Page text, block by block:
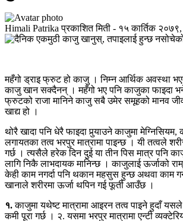
Himali Patrika प्रकाशित मिती - १५ कार्तिक
महँगो ड्राइ फ्रुट हो काजु । निम्न आर्थिक अवस्था
काजु खान सक्दैनन् । महँगो भए पनि काजुका फाइदा
फ्रुटको राजा मानिने काजु सबै उमेर समूहको मानव
खाद्य हो ।
थोरै खादा पनि धेरै फाइदा पुर्‍याउने काजुमा
लगायतका तत्व भरपुर मात्रामा पाइन्छ । यी तत्वले
गर्छ । त्यसैले हरेक दिन दुई या तीन पिस मात्र पनि
लागि निकै लाभदायक मानिन्छ । काजुलाई ऊर्जाको
केही काम नगर्दा पनि थकान महसुस हुन्छ अथवा काम
खानाले शरीरमा ऊर्जा थपिन गई फूर्ती आउँछ ।
१.काजुमा यथेष्ट मात्रामा आइरन तत्व पाइने हुदाँ यसले
कमी पूरा गर्छ । २. यसमा भरपुर मात्रामा एन्टी